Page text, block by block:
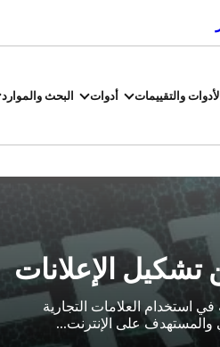
والتقييمات أدوات البحث والموارد
تشكيل الإعلانات
استخدام العلامات التجارية
والمستهدف على الإنترنت...